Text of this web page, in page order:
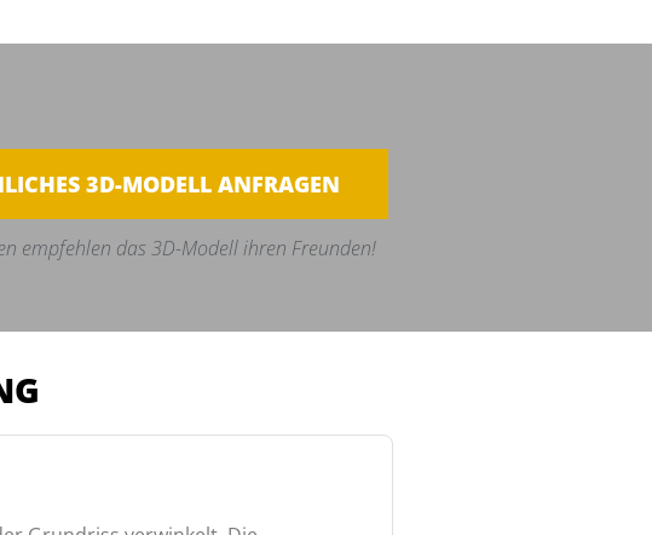
3D-MODELL ANFRAGEN
empfehlen das 3D-Modell ihren Freunden!